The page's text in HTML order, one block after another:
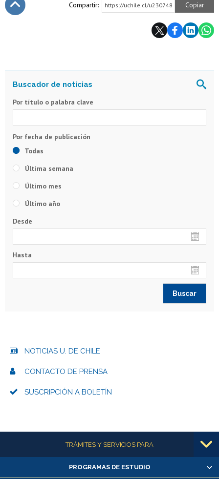
Compartir: https://uchile.cl/u230748 Copiar
Por título o palabra clave
Todas
Última semana
Último mes
Último año
Desde
Hasta
NOTICIAS U. DE CHILE
CONTACTO DE PRENSA
SUSCRIPCIÓN A BOLETÍN
Más informaciónTRÁMITES Y SERVICIOS PARA
Alumnas/os y exalumnas/os
PROGRAMAS DE ESTUDIO